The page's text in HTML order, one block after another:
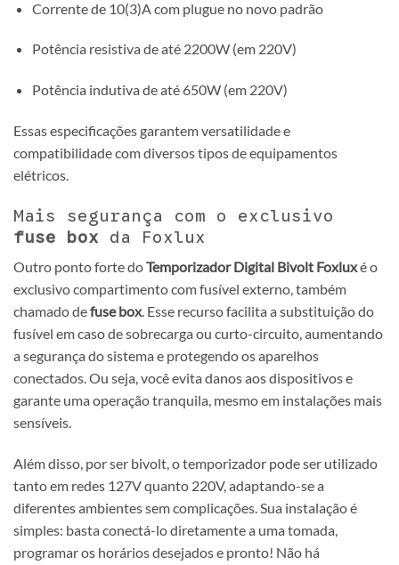
Corrente de 10(3)A com plugue no novo padrão
Potência resistiva de até 2200W (em 220V)
Potência indutiva de até 650W (em 220V)
Essas especificações garantem versatilidade e
compatibilidade com diversos tipos de equipamentos
elétricos.
Mais segurança com o exclusivo
fuse box da Foxlux
Outro ponto forte doTemporizador Digital Bivolt Foxluxé o
exclusivo compartimento com fusível externo, também
chamado defuse box. Esse recurso facilita a substituição do
fusível em caso de sobrecarga ou curto-circuito, aumentando
a segurança do sistema e protegendo os aparelhos
conectados. Ou seja, você evita danos aos dispositivos e
garante uma operação tranquila, mesmo em instalações mais
sensíveis.
Além disso, por ser bivolt, o temporizador pode ser utilizado
tanto em redes 127V quanto 220V, adaptando-se a
diferentes ambientes sem complicações. Sua instalação é
simples: basta conectá-lo diretamente a uma tomada,
programar os horários desejados e pronto! Não há